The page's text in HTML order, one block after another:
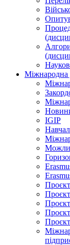
Міжнародна
Новини
IGIP